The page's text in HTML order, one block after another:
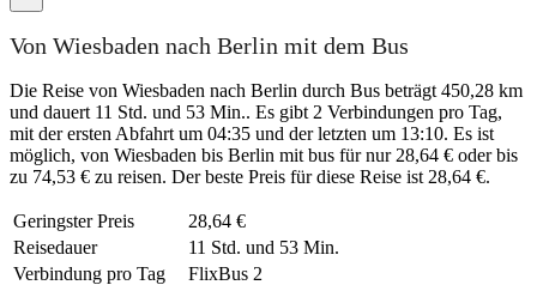
Von Wiesbaden nach Berlin mit dem Bus
Die Reise von Wiesbaden nach Berlin durch Bus beträgt 450,28 km
und dauert 11 Std. und 53 Min.. Es gibt 2 Verbindungen pro Tag,
mit der ersten Abfahrt um 04:35 und der letzten um 13:10. Es ist
möglich, von Wiesbaden bis Berlin mit bus für nur 28,64 € oder bis
zu 74,53 € zu reisen. Der beste Preis für diese Reise ist 28,64 €.
Geringster Preis
28,64 €
Reisedauer
11 Std. und 53 Min.
Verbindung pro Tag
FlixBus 2